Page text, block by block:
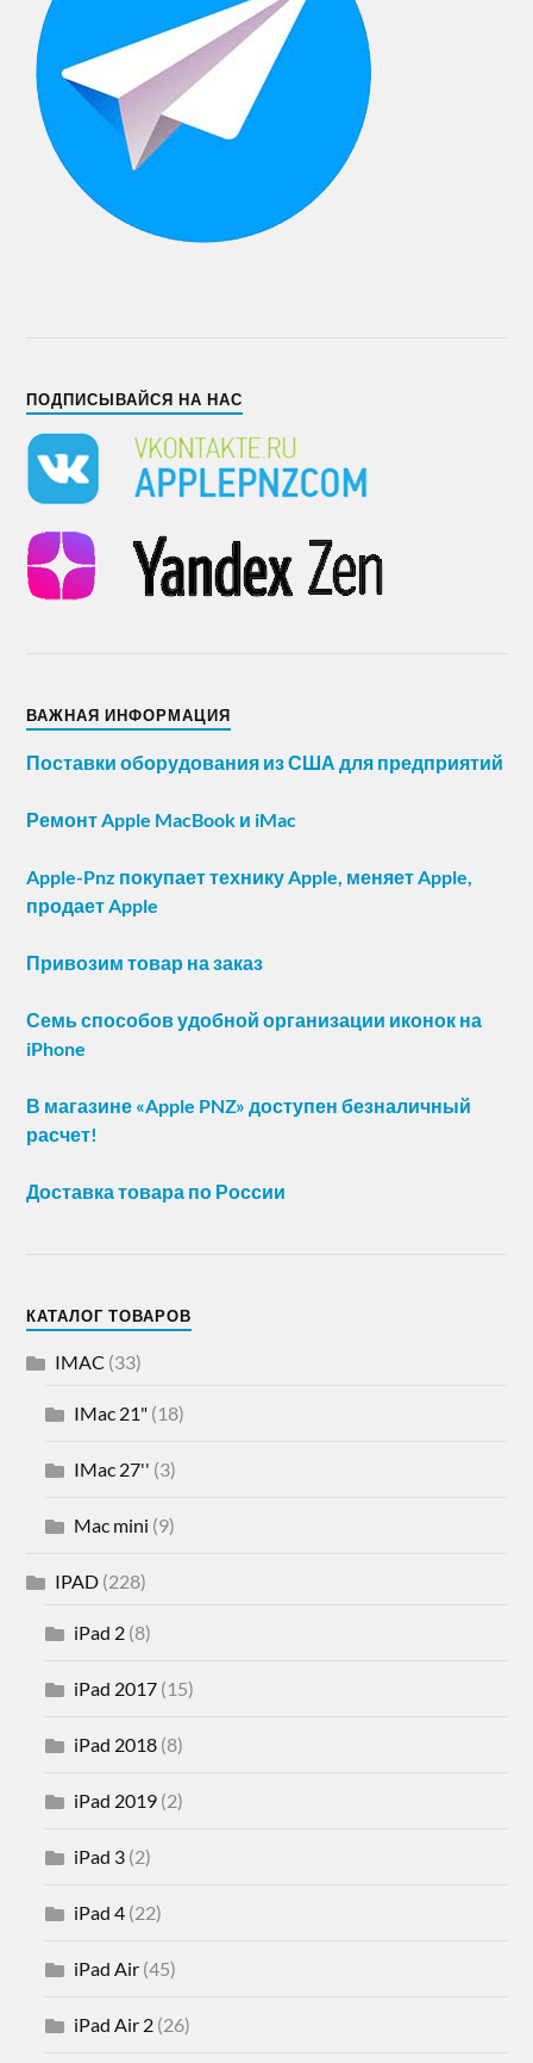
ПОДПИСЫВАЙСЯ НА НАС
ВАЖНАЯ ИНФОРМАЦИЯ
Поставки оборудования из США для предприятий
Ремонт Apple MacBook и iMac
Apple-Pnz покупает технику Apple, меняет Apple,
продает Apple
Привозим товар на заказ
Семь способов удобной организации иконок на
iPhone
В магазине «Apple PNZ» доступен безналичный
расчет!
Доставка товара по России
КАТАЛОГ ТОВАРОВ
IMAC (33)
IMac 21" (18)
IMac 27'' (3)
Mac mini (9)
IPAD (228)
iPad 2 (8)
iPad 2017 (15)
iPad 2018 (8)
iPad 2019 (2)
iPad 3 (2)
iPad 4 (22)
iPad Air (45)
iPad Air 2 (26)